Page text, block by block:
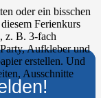
oder ein bisschen
Ferienkurs
z. B. 3-fach
Aufkleber und
erstellen. Und
Ausschnitte